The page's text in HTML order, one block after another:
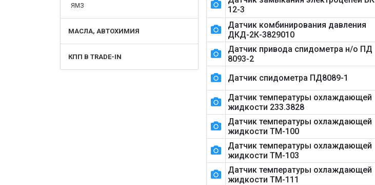
ЯМЗ
МАСЛА, АВТОХИМИЯ
КПП В TRADE-IN
12-3
Датчик комбинирования давления
ДКД-2К-3829010
Датчик привода спидометра н/о ПД
8093-2
Датчик спидометра ПД8089-1
Датчик температуры охлаждающей
жидкости 233.3828
Датчик температуры охлаждающей
жидкости ТМ-100
Датчик температуры охлаждающей
жидкости ТМ-103
Датчик температуры охлаждающей
жидкости ТМ-111